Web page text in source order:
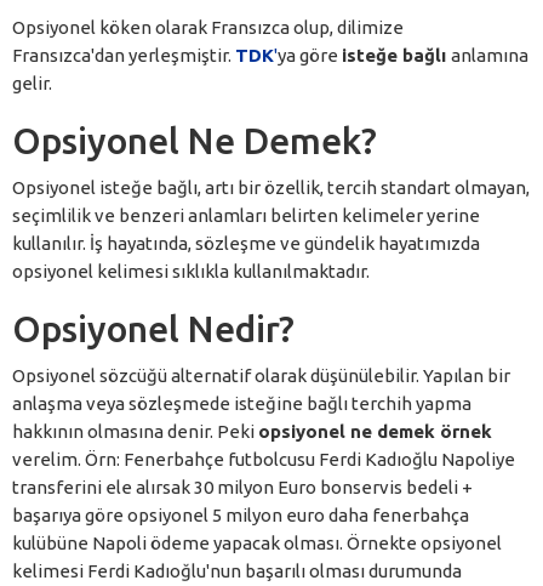
Opsiyonel köken olarak Fransızca olup, dilimize
Fransızca'dan yerleşmiştir. TDK'ya göre isteğe bağlı anlamına
gelir.
Opsiyonel Ne Demek?
Opsiyonel isteğe bağlı, artı bir özellik, tercih standart olmayan,
seçimlilik ve benzeri anlamları belirten kelimeler yerine
kullanılır. İş hayatında, sözleşme ve gündelik hayatımızda
opsiyonel kelimesi sıklıkla kullanılmaktadır.
Opsiyonel Nedir?
Opsiyonel sözcüğü alternatif olarak düşünülebilir. Yapılan bir
anlaşma veya sözleşmede isteğine bağlı terchih yapma
hakkının olmasına denir. Peki opsiyonel ne demek örnek
verelim. Örn: Fenerbahçe futbolcusu Ferdi Kadıoğlu Napoliye
transferini ele alırsak 30 milyon Euro bonservis bedeli +
başarıya göre opsiyonel 5 milyon euro daha fenerbahça
kulübüne Napoli ödeme yapacak olması. Örnekte opsiyonel
kelimesi Ferdi Kadıoğlu'nun başarılı olması durumunda